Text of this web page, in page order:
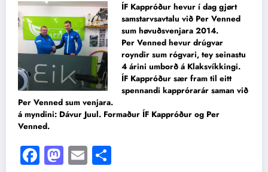
ÍF Kappróður hevur í dag gjørt
samstarvsavtalu við Per Venned
sum høvuðsvenjara 2014.
Per Venned hevur drúgvar
royndir sum rógvari, tey seinastu
4 árini umborð á Klaksvíkkingi.
ÍF Kappróður sær fram til eitt
spennandi kapprórarár saman við
Per Venned sum venjara.
á myndini: Dávur Juul. Formaður ÍF Kappróður og Per
Venned.
Facebook
Mastodon
Email